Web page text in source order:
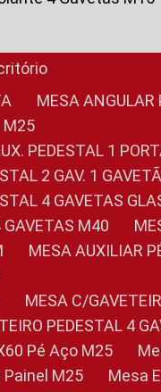
MESA
M25
PEDESTAL 1
2 GAV. 1
4 GAVETAS
GAVETAS M40
MESA AUXILIAR
MESA C/
PEDESTAL 4
Pé Aço M25
Painel M25